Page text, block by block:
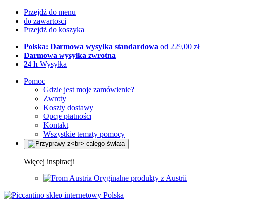
Przejdź do menu
do zawartości
Przejdź do koszyka
Polska: Darmowa wysyłka standardowa od 229,00 zł
Darmowa wysyłka zwrotna
24 h Wysyłka
Pomoc
Gdzie jest moje zamówienie?
Zwroty
Koszty dostawy
Opcje płatności
Kontakt
Wszystkie tematy pomocy
Więcej inspiracji
Oryginalne produkty z Austrii